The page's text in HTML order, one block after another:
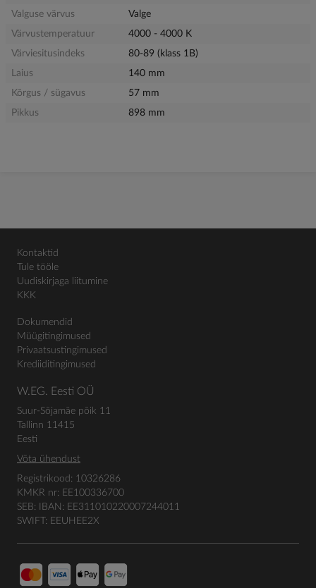
Valguse värvus
Valge
Värvustemperatuur
4000 - 4000 K
Värviesitusindeks
80-89 (klass 1B)
Laius
140 mm
Kõrgus / sügavus
57 mm
Pikkus
898 mm
Kontaktid
Tule tööle
Uudiskirjaga liitumine
KKK
Dokumendid
Müügitingimused
Privaatsustingimused
Krediiditingimused
W.EG. Eesti OÜ
Suur-Sõjamäe põik 11
Tallinn 11415
Eesti
Võta ühendust
Registrikood: 10326286
KMKR nr: EE100336700
SEB: IBAN: EE311010220007244011
SWIFT: EEUHEE2X